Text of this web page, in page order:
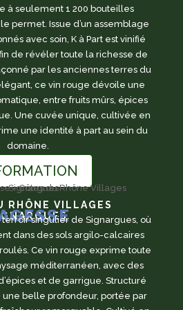
à seulement 1 200 bouteilles
permet. Issue d’un assemblage
avec soin, K à Part est vinifié
de révéler toute la richesse de
par les anciennes terres du
ce vin rouge dévoile une
entre fruits mûrs, épices
Une cuvée unique, cultivée en
une identité à part au sein du
domaine.
RHÔNE VILLAGES
singulier de Signargues, où
dans des sols argilo-calcaires
Ce vin rouge exprime toute
méditerranéen, avec des
et de garrigue. Structuré
belle profondeur, portée par